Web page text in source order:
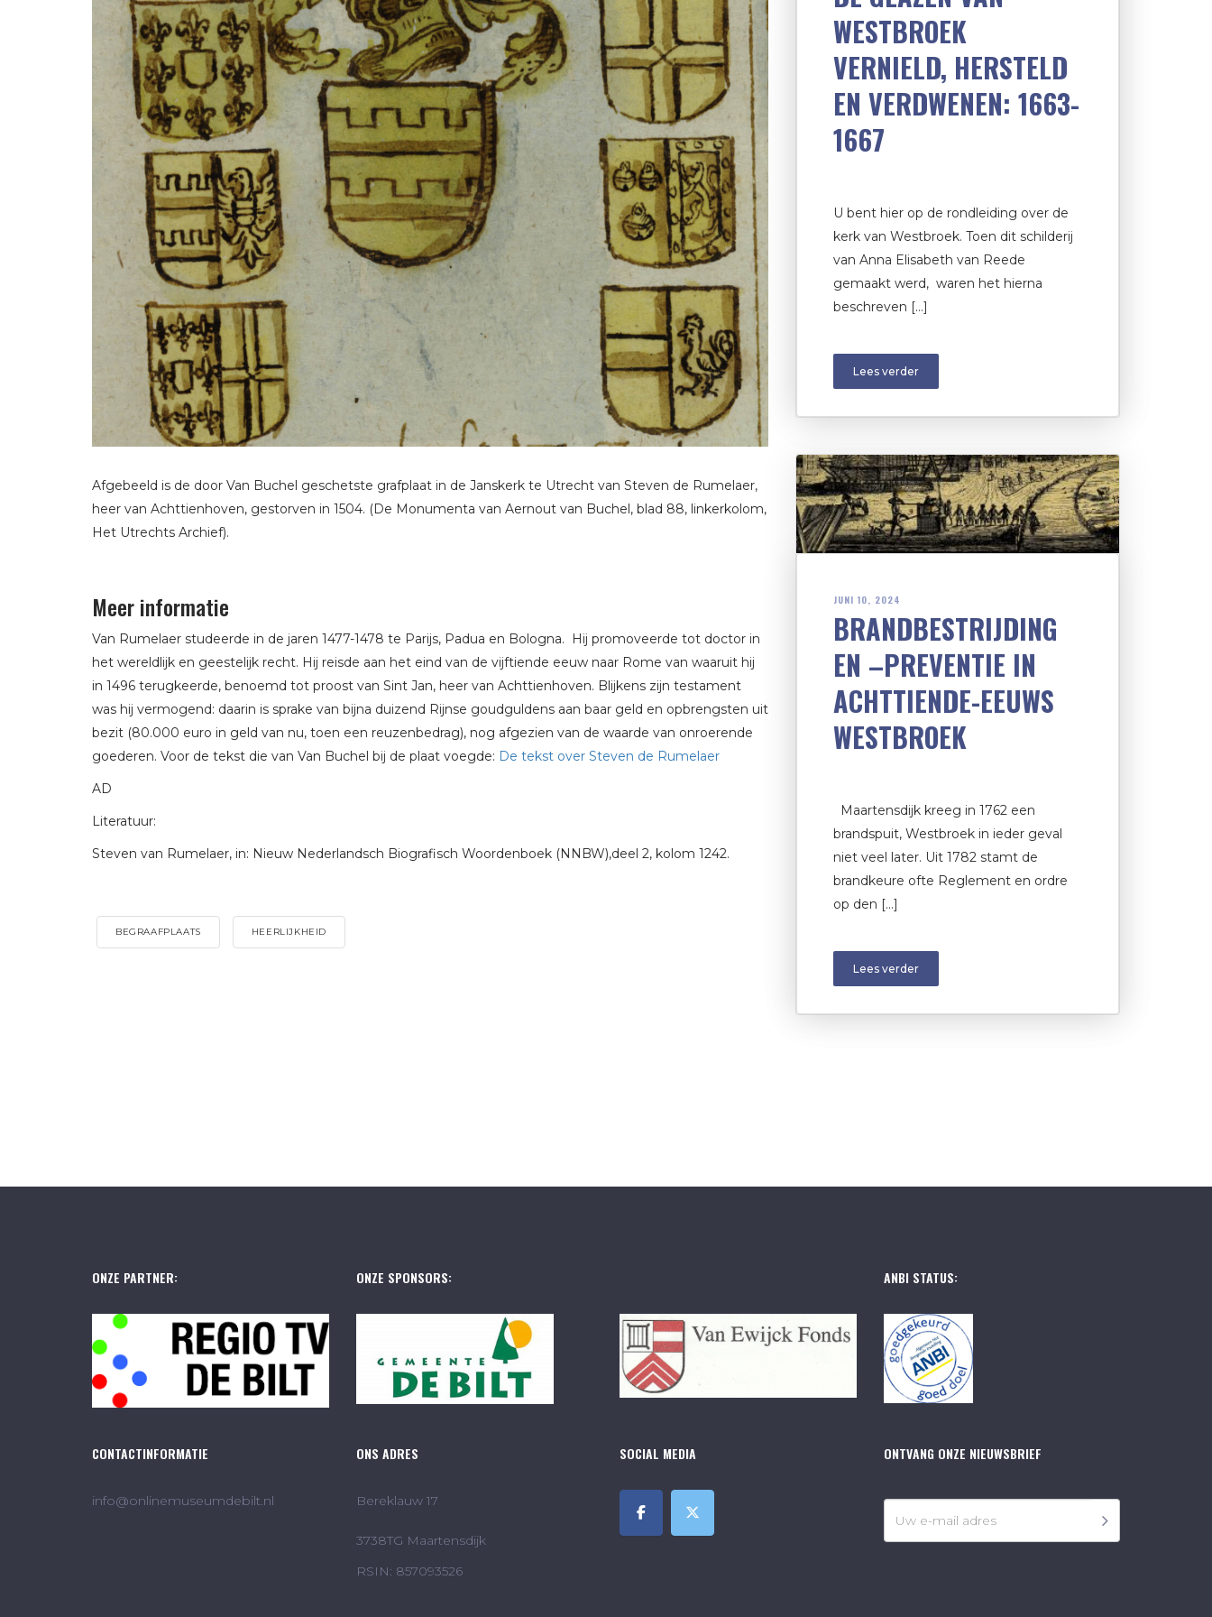
Afgebeeld is de door Van Buchel geschetste grafplaat in de Janskerk te Utrecht van Steven de Rumelaer,
heer van Achttienhoven, gestorven in 1504. (De Monumenta van Aernout van Buchel, blad 88, linkerkolom,
Het Utrechts Archief).
Meer informatie
Van Rumelaer studeerde in de jaren 1477-1478 te Parijs, Padua en Bologna. Hij promoveerde tot doctor in
het wereldlijk en geestelijk recht. Hij reisde aan het eind van de vijftiende eeuw naar Rome van waaruit hij
in 1496 terugkeerde, benoemd tot proost van Sint Jan, heer van Achttienhoven. Blijkens zijn testament
was hij vermogend: daarin is sprake van bijna duizend Rijnse goudguldens aan baar geld en opbrengsten uit
bezit (80.000 euro in geld van nu, toen een reuzenbedrag), nog afgezien van de waarde van onroerende
goederen. Voor de tekst die van Van Buchel bij de plaat voegde: De tekst over Steven de Rumelaer
AD
Literatuur:
Steven van Rumelaer, in: Nieuw Nederlandsch Biografisch Woordenboek (NNBW),deel 2, kolom 1242.
BEGRAAFPLAATS HEERLIJKHEID
WESTBROEK
VERNIELD, HERSTELD
EN VERDWENEN: 1663-
1667
U bent hier op de rondleiding over de
kerk van Westbroek. Toen dit schilderij
van Anna Elisabeth van Reede
gemaakt werd, waren het hierna
beschreven […]
Lees verder
JUNI 10, 2024
BRANDBESTRIJDING
EN –PREVENTIE IN
ACHTTIENDE-EEUWS
WESTBROEK
Maartensdijk kreeg in 1762 een
brandspuit, Westbroek in ieder geval
niet veel later. Uit 1782 stamt de
brandkeure ofte Reglement en ordre
op den […]
Lees verder
ONZE PARTNER: ONZE SPONSORS: ANBI STATUS:
CONTACTINFORMATIE
info@onlinemuseumdebilt.nl
ONS ADRES
Bereklauw 17
3738TG Maartensdijk
RSIN: 857093526
SOCIAL MEDIA ONTVANG ONZE NIEUWSBRIEF